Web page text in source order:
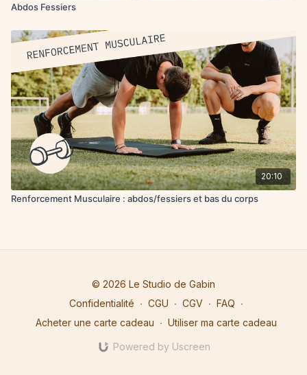
Abdos Fessiers
20:10
Renforcement Musculaire : abdos/fessiers et bas du corps
© 2026 Le Studio de Gabin
Confidentialité ∙ CGU ∙ CGV ∙ FAQ ∙
Acheter une carte cadeau ∙ Utiliser ma carte cadeau
Powered by Uscreen